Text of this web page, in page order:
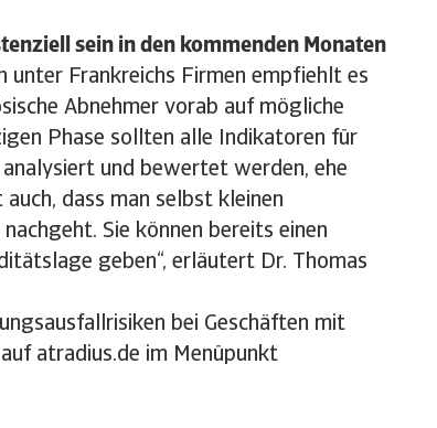
sein in den kommenden Monaten
unter Frankreichs Firmen empfiehlt es
Abnehmer vorab auf mögliche
Phase sollten alle Indikatoren für
und bewertet werden, ehe
dass man selbst kleinen
Sie können bereits einen
geben“, erläutert Dr. Thomas
bei Geschäften mit
atradius.de im Menüpunkt